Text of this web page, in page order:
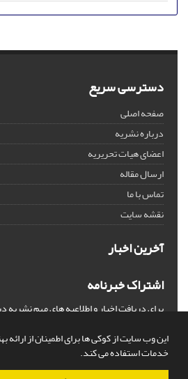
این وب سایت از کوکی ها برای اطمینان از ارائه
خدمات استفاده می کند.
دسترسی سریع
صفحه اصلی
درباره نشریه
اعضای هیات تحریریه
ارسال مقاله
تماس با ما
نقشه سایت
آخرین اخبار
اشتراک خبرنامه
برای دریافت اخبار و اطلاعیه های مهم